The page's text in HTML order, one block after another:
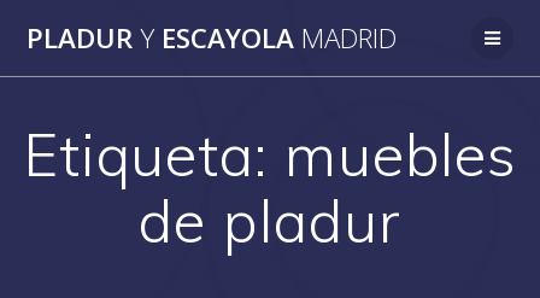
al
PLADURY ESCAYOLA MADRID
Etiqueta: muebles
de pladur